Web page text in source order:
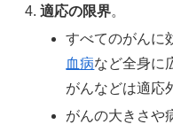
適応の限界。
すべてのがんに
血病など全身に
がんなどは適応
がんの大きさや